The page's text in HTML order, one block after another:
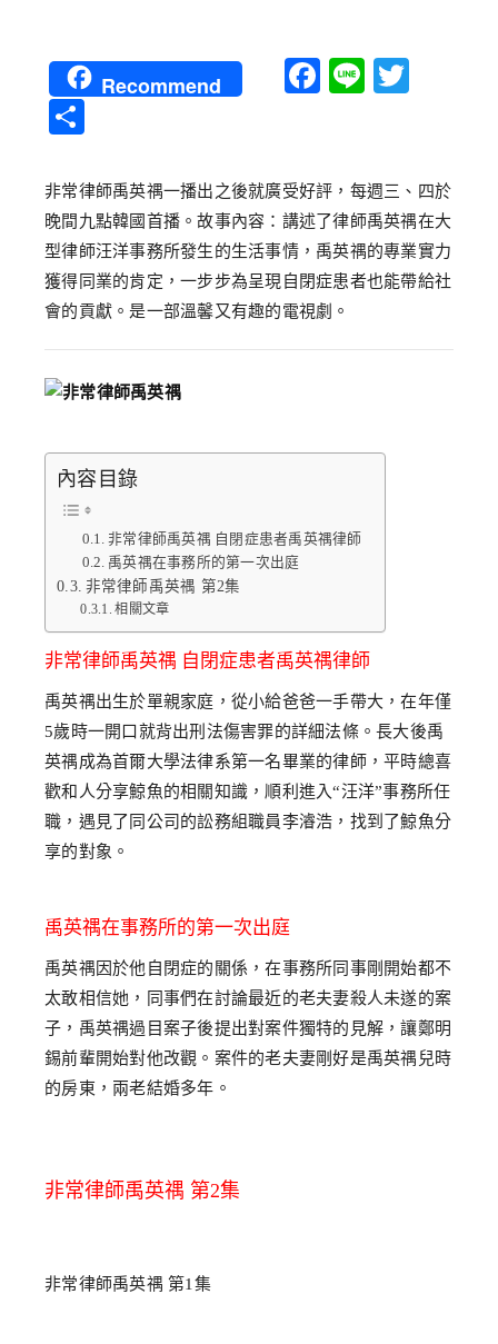
Recommend Facebook
Line
非常律師禹英禑一播出之後就廣受好評，每週三、四於
晚間九點韓國首播。故事內容：講述了律師禹英禑在大
型律師汪洋事務所發生的生活事情，禹英禑的專業實力
獲得同業的肯定，一步步為呈現自閉症患者也能帶給社
會的貢獻。是一部溫馨又有趣的電視劇。
內容目錄
非常律師禹英禑 自閉症患者禹英禑律師
禹英禑在事務所的第一次出庭
非常律師禹英禑 第2集
相關文章
非常律師禹英禑 自閉症患者禹英禑律師
禹英禑出生於單親家庭，從小給爸爸一手帶大，在年僅
5歲時一開口就背出刑法傷害罪的詳細法條。長大後禹
英禑成為首爾大學法律系第一名畢業的律師，平時總喜
歡和人分享鯨魚的相關知識，順利進入“汪洋”事務所任
職，遇見了同公司的訟務組職員李濬浩，找到了鯨魚分
享的對象。
禹英禑在事務所的第一次出庭
禹英禑因於他自閉症的關係，在事務所同事剛開始都不
太敢相信她，同事們在討論最近的老夫妻殺人未遂的案
子，禹英禑過目案子後提出對案件獨特的見解，讓鄭明
錫前輩開始對他改觀。案件的老夫妻剛好是禹英禑兒時
的房東，兩老結婚多年。
非常律師禹英禑 第2集
非常律師禹英禑 第1集